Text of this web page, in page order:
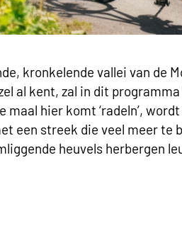
kronkelende vallei van de
al kent, zal in dit
hier komt ‘radeln’,
een streek die veel meer te
heuvels herbergen